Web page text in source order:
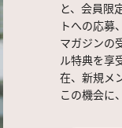
と、会員限
トへの応募
マガジンの
ル特典を享
在、新規メ
この機会に